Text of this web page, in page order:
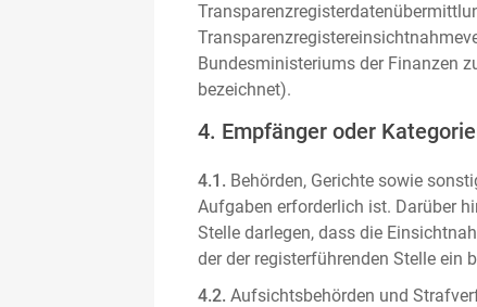
Bundesministeriums der Finanzen
bezeichnet).
4. Empfänger oder
4.1. Behörden, Gerichte sowie
Aufgaben erforderlich ist. Darüber
Stelle darlegen, dass die
der der registerführenden Stelle ein
4.2. Aufsichtsbehörden und